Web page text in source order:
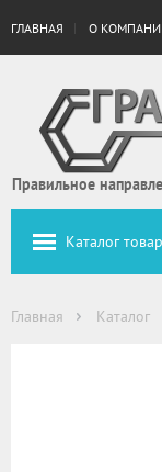
ГЛАВНАЯ О
Правильное
Каталог
Главная Каталог